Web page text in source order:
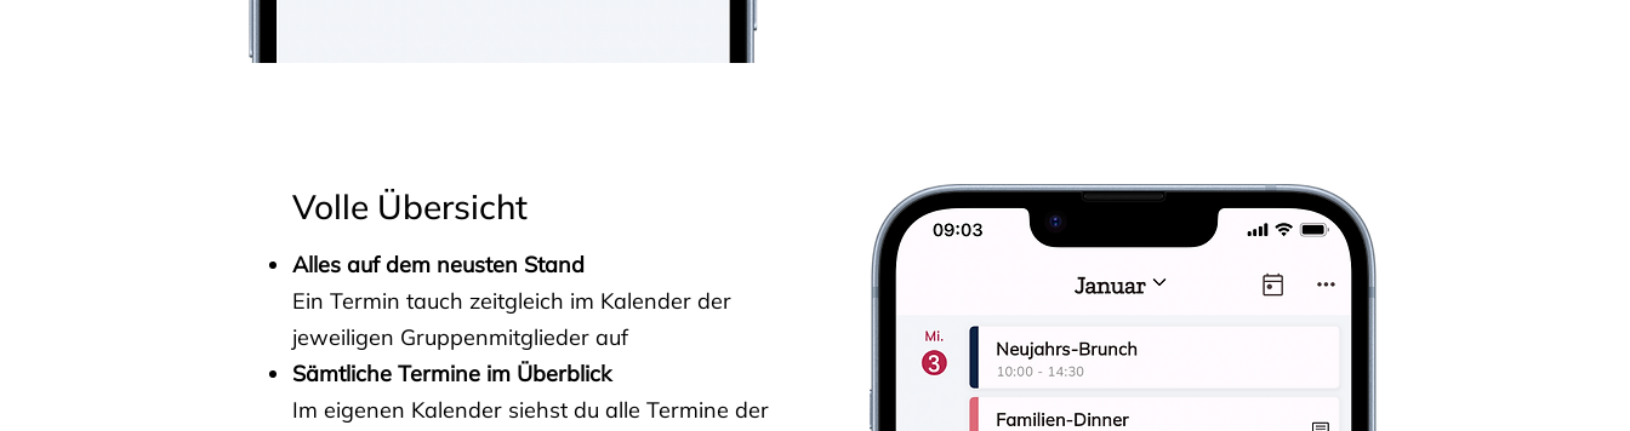
Volle Übersicht
Alles auf dem neusten Stand
Ein Termin tauch zeitgleich im Kalender der
jeweiligen Gruppenmitglieder auf
Sämtliche Termine im Überblick
Im eigenen Kalender siehst du alle Termine der